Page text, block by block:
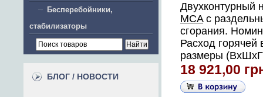
Бесперебойники,
стабилизаторы
БЛОГ / НОВОСТИ
Двухконтурный
MCAс
сгорания.
Расход
размеры
18 921,00